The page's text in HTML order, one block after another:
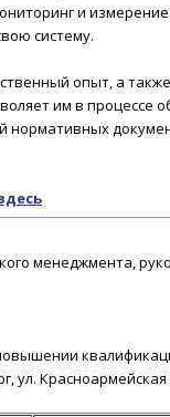
и
систему.
опыт, а
им в процессе
нормативных
менеджмента,
ул.